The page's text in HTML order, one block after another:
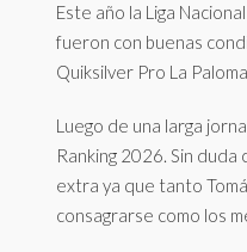
Este año la Liga
fueron con buenas
Quiksilver Pro La
Luego de una larga
Ranking 2026. Sin
extra ya que tanto
consagrarse como los